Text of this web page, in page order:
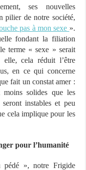
ses nouvelles
pilier de notre société,
pas à mon sexe ».
fondant la filiation
terme « sexe » serait
cela réduit l’être
en ce qui concerne
fait un constat amer :
moins solides que les
instables et peu
cela implique pour les
pour l’humanité
pédé », notre Frigide